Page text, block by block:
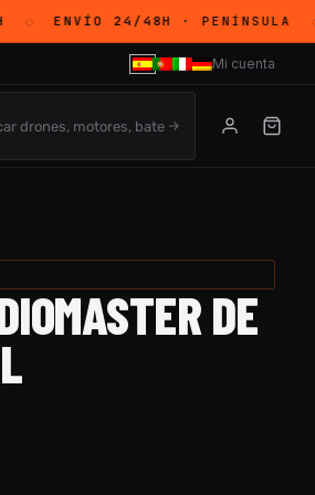
ENVÍO 24/48H· PENÍNSULA
Mi cuenta
DE